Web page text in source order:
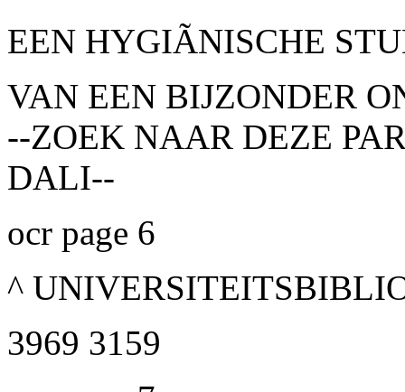
EEN HYGIÃNISCHE
VAN EEN BIJZONDER
--ZOEK NAAR DEZE
DALI--
ocr page 6
^
3969 3159